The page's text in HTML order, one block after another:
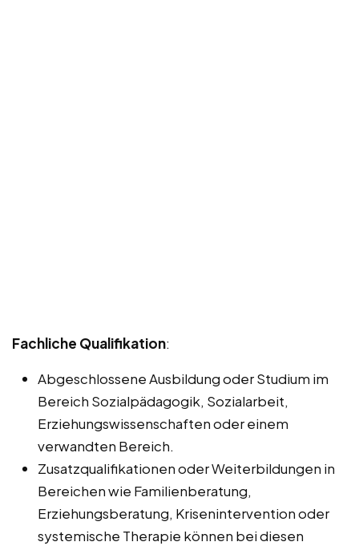
Fachliche Qualifikation:
Abgeschlossene Ausbildung oder Studium im
Bereich Sozialpädagogik, Sozialarbeit,
Erziehungswissenschaften oder einem
verwandten Bereich.
Zusatzqualifikationen oder Weiterbildungen in
Bereichen wie Familienberatung,
Erziehungsberatung, Krisenintervention oder
systemische Therapie können bei diesen